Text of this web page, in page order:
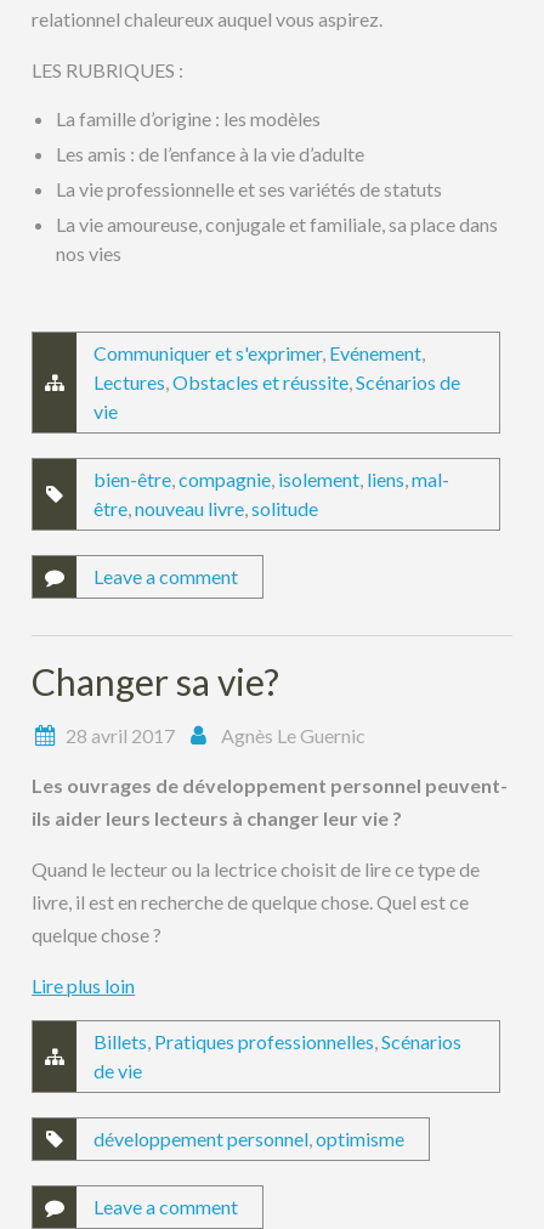
relationnel chaleureux auquel vous aspirez.
LES RUBRIQUES :
La famille d’origine : les modèles
Les amis : de l’enfance à la vie d’adulte
La vie professionnelle et ses variétés de statuts
La vie amoureuse, conjugale et familiale, sa place dans
nos vies
Communiquer et s'exprimer, Evénement,
Lectures,Obstacles et réussite,Scénarios de
vie
bien-être,compagnie, isolement, liens,mal-
être,nouveau livre,solitude
Leave a comment
Changer sa vie?
28 avril 2017 Agnès Le Guernic
Les ouvrages de développement personnel peuvent-
ils aider leurs lecteurs à changer leur vie ?
Quand le lecteur ou la lectrice choisit de lire ce type de
livre, il est en recherche de quelque chose. Quel est ce
quelque chose ?
Lire plus loin
Billets, Pratiques professionnelles,Scénarios
de vie
développement personnel,optimisme
Leave a comment